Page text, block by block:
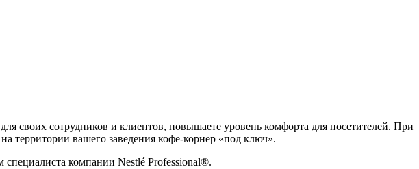
сотрудников и клиентов, повышаете уровень комфорта для посетителей. При
территории вашего заведения кофе-корнер «под ключ».
специалиста компании Nestlé Professional®.